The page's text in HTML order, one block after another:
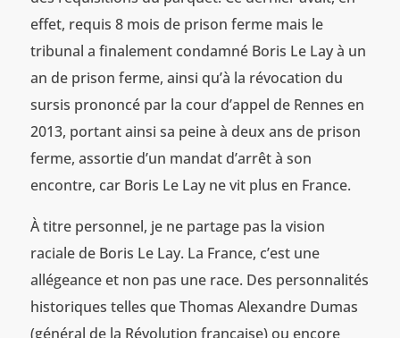
effet, requis 8 mois de prison ferme mais le
tribunal a finalement condamné Boris Le Lay à un
an de prison ferme, ainsi qu’à la révocation du
sursis prononcé par la cour d’appel de Rennes en
2013, portant ainsi sa peine à deux ans de prison
ferme, assortie d’un mandat d’arrêt à son
encontre, car Boris Le Lay ne vit plus en France.
À titre personnel, je ne partage pas la vision
raciale de Boris Le Lay. La France, c’est une
allégeance et non pas une race. Des personnalités
historiques telles que Thomas Alexandre Dumas
(général de la Révolution française) ou encore